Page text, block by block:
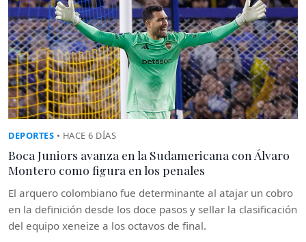
DEPORTES • HACE 6 DÍAS
Boca Juniors avanza en la Sudamericana con Álvaro
Montero como figura en los penales
El arquero colombiano fue determinante al atajar un cobro
en la definición desde los doce pasos y sellar la clasificación
del equipo xeneize a los octavos de final.